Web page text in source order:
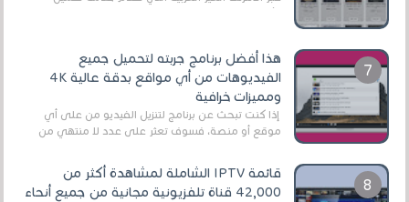
هذا أفضل برنامج جربته لتحميل جميع
الفيديوهات من أي مواقع بدقة عالية 4K
ومميزات خرافية
إذا كنت تبحث عن برنامج لتنزيل الفيديو من على أي
موقع أو منصة، فسوف تعثر على عدد لا منتهي من
قائمة IPTV الشاملة لمشاهدة أكثر من
42,000 قناة تلفزيونية مجانية من جميع أنحاء